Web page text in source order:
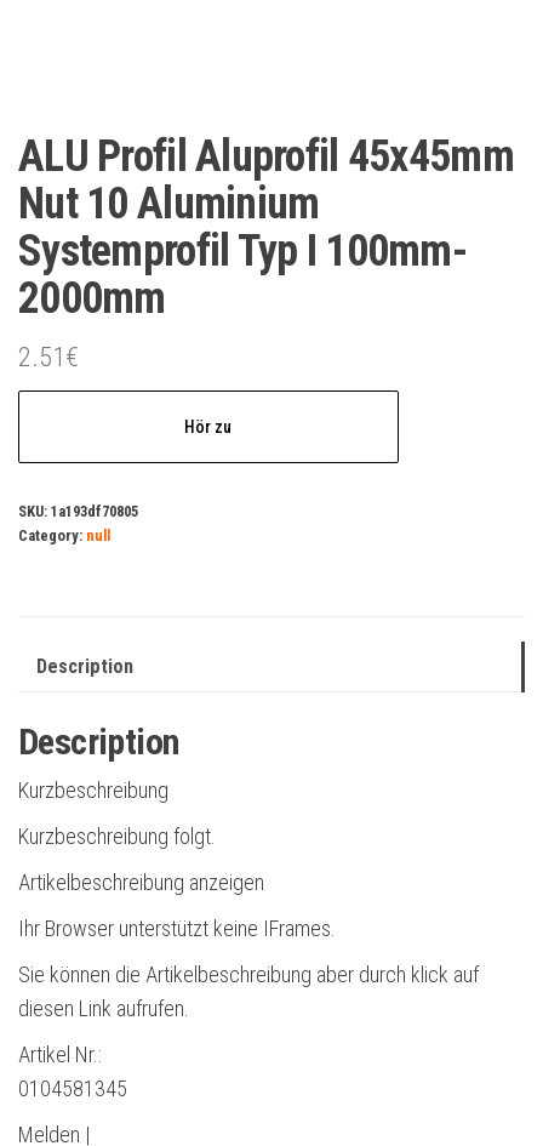
ALU Profil Aluprofil 45x45mm
Nut 10 Aluminium
Systemprofil Typ I 100mm-
2000mm
2.51€
Hör zu
SKU: 1a193df70805
Category: null
Description
Description
Kurzbeschreibung
Kurzbeschreibung folgt.
Artikelbeschreibung anzeigen
Ihr Browser unterstützt keine IFrames.
Sie können die Artikelbeschreibung aber durch klick auf
diesen Link aufrufen.
Artikel Nr.:
0104581345
Melden |